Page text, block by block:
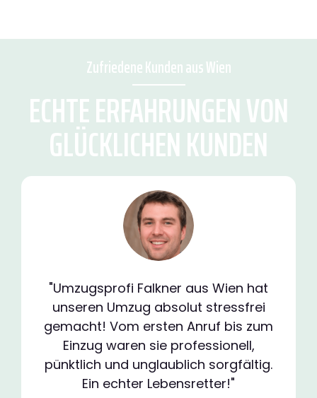
Zufriedene Kunden aus Wien
ECHTE ERFAHRUNGEN VON
GLÜCKLICHEN KUNDEN
"Umzugsprofi Falkner aus Wien hat
unseren Umzug absolut stressfrei
gemacht! Vom ersten Anruf bis zum
Einzug waren sie professionell,
pünktlich und unglaublich sorgfältig.
Ein echter Lebensretter!"